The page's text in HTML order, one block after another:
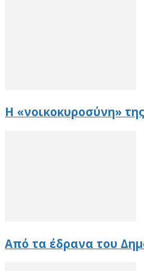
Η «νοικοκυροσύνη»
Από τα έδρανα του